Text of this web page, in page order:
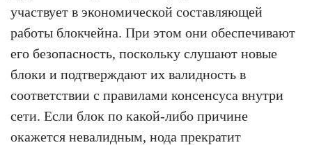
участвует в экономической составляющей
работы блокчейна. При этом они обеспечивают
его безопасность, поскольку слушают новые
блоки и подтверждают их валидность в
соответствии с правилами консенсуса внутри
сети. Если блок по какой-либо причине
окажется невалидным, нода прекратит